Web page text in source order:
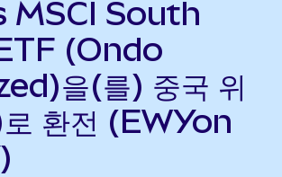
MSCI South
(Ondo
을(를) 중국 위
환전 (EWYon